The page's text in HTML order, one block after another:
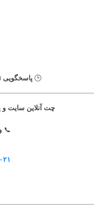
🕒 پاسخگویی
چت آنلاین سایت و
📞